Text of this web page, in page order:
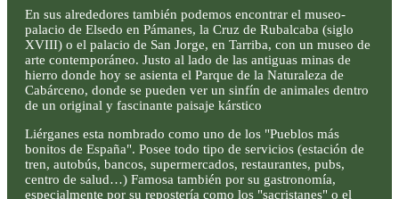
En sus alrededores también podemos encontrar el museo-
palacio de Elsedo en Pámanes, la Cruz de Rubalcaba (siglo
XVIII) o el palacio de San Jorge, en Tarriba, con un museo de
arte contemporáneo. Justo al lado de las antiguas minas de
hierro donde hoy se asienta el Parque de la Naturaleza de
Cabárceno, donde se pueden ver un sinfín de animales dentro
de un original y fascinante paisaje kárstico
Liérganes esta nombrado como uno de los "Pueblos más
bonitos de España". Posee todo tipo de servicios (estación de
tren, autobús, bancos, supermercados, restaurantes, pubs,
centro de salud…) Famosa también por su gastronomía,
especialmente por su repostería como los "sacristanes" o el